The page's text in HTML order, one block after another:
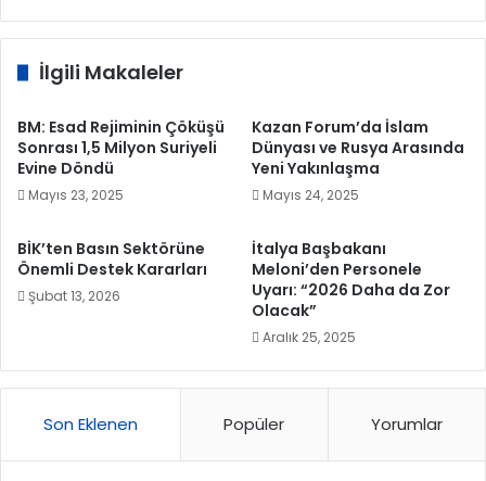
İlgili Makaleler
BM: Esad Rejiminin Çöküşü
Sonrası 1,5 Milyon Suriyeli
Evine Döndü
Mayıs 23, 2025
Kazan Forum’da İslam
Dünyası ve Rusya Arasında
Yeni Yakınlaşma
Mayıs 24, 2025
BİK’ten Basın Sektörüne
Önemli Destek Kararları
Şubat 13, 2026
İtalya Başbakanı
Meloni’den Personele
Uyarı: “2026 Daha da Zor
Olacak”
Aralık 25, 2025
Son Eklenen Popüler Yorumlar